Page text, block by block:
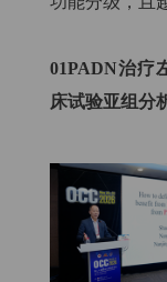
01PADN治疗
床试验亚组分